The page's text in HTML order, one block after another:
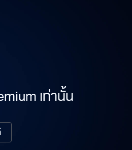
เท่านั้น